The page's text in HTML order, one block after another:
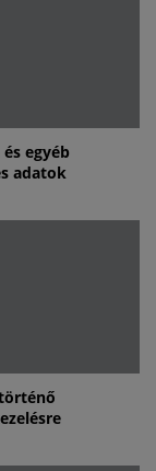
egyéb
adatok